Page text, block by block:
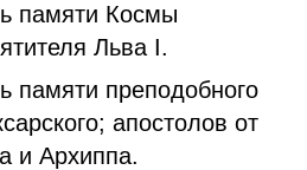
памяти Космы
Льва I.
памяти преподобного
апостолов от
и Архиппа.